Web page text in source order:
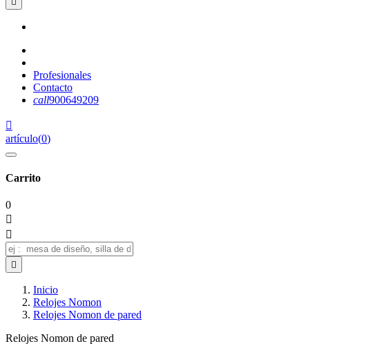
Profesionales
Contacto
call900649209

artículo(0)
Carrito
0



Inicio
Relojes Nomon
Relojes Nomon de pared
Relojes Nomon de pared